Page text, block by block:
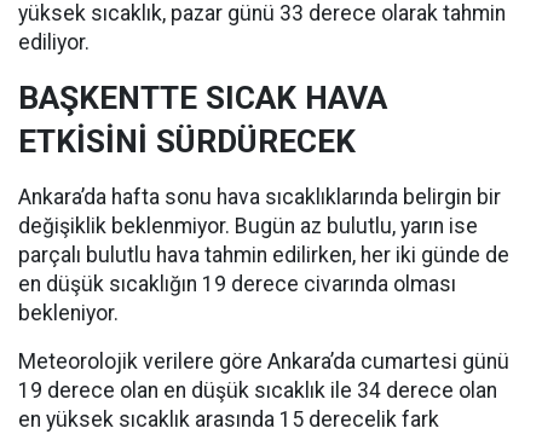
yüksek sıcaklık, pazar günü 33 derece olarak tahmin
ediliyor.
BAŞKENTTE SICAK HAVA
ETKİSİNİ SÜRDÜRECEK
Ankara’da hafta sonu hava sıcaklıklarında belirgin bir
değişiklik beklenmiyor. Bugün az bulutlu, yarın ise
parçalı bulutlu hava tahmin edilirken, her iki günde de
en düşük sıcaklığın 19 derece civarında olması
bekleniyor.
Meteorolojik verilere göre Ankara’da cumartesi günü
19 derece olan en düşük sıcaklık ile 34 derece olan
en yüksek sıcaklık arasında 15 derecelik fark